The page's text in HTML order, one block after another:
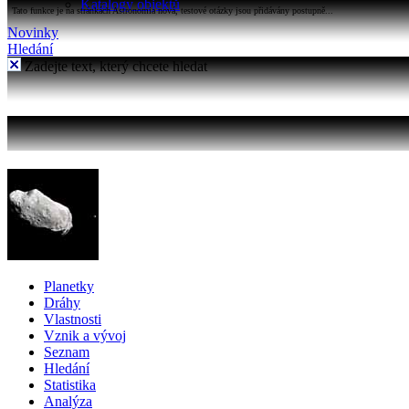
Katalogy objektů
Tato funkce je na stránkách Astronomia nová, testové otázky jsou přidávány postupně...
Novinky
Hledání
Zadejte text, který chcete hledat
Planetky
Dráhy
Vlastnosti
Vznik a vývoj
Seznam
Hledání
Statistika
Analýza